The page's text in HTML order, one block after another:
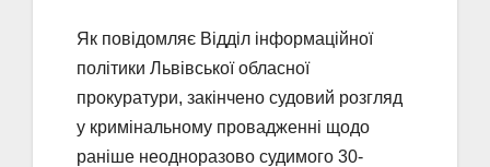
Як повідомляє Відділ інформаційної
політики Львівської обласної
прокуратури, закінчено судовий розгляд
у кримінальному провадженні щодо
раніше неодноразово судимого 30-